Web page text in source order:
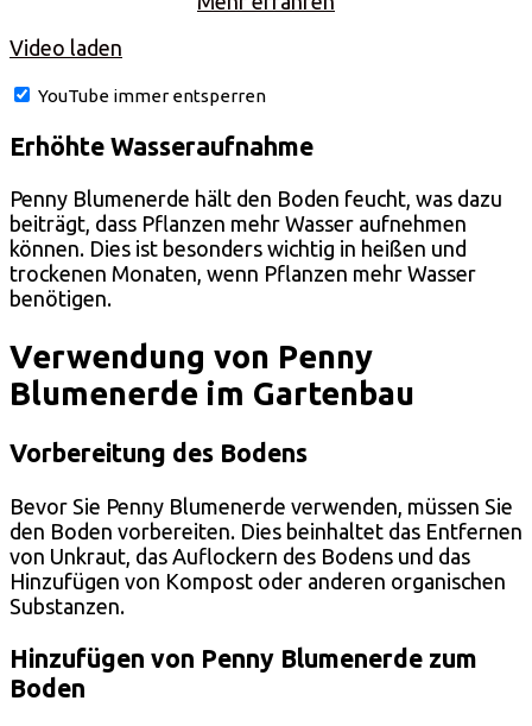
Video laden
YouTube immer entsperren
Erhöhte Wasseraufnahme
Penny Blumenerde hält den Boden feucht, was dazu
beiträgt, dass Pflanzen mehr Wasser aufnehmen
können. Dies ist besonders wichtig in heißen und
trockenen Monaten, wenn Pflanzen mehr Wasser
benötigen.
Verwendung von Penny
Blumenerde im Gartenbau
Vorbereitung des Bodens
Bevor Sie Penny Blumenerde verwenden, müssen Sie
den Boden vorbereiten. Dies beinhaltet das Entfernen
von Unkraut, das Auflockern des Bodens und das
Hinzufügen von Kompost oder anderen organischen
Substanzen.
Hinzufügen von Penny Blumenerde zum
Boden